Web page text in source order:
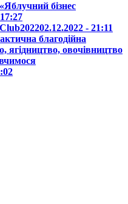
бізнес
02.12.2022 - 21:11
благодійна
ягідництво, овочівництво